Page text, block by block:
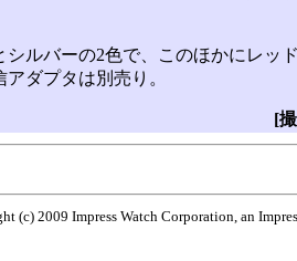
ルバーの2色で、このほかにレッ
ダプタは別売り。
[
(c) 2009 Impress Watch Corporation, an